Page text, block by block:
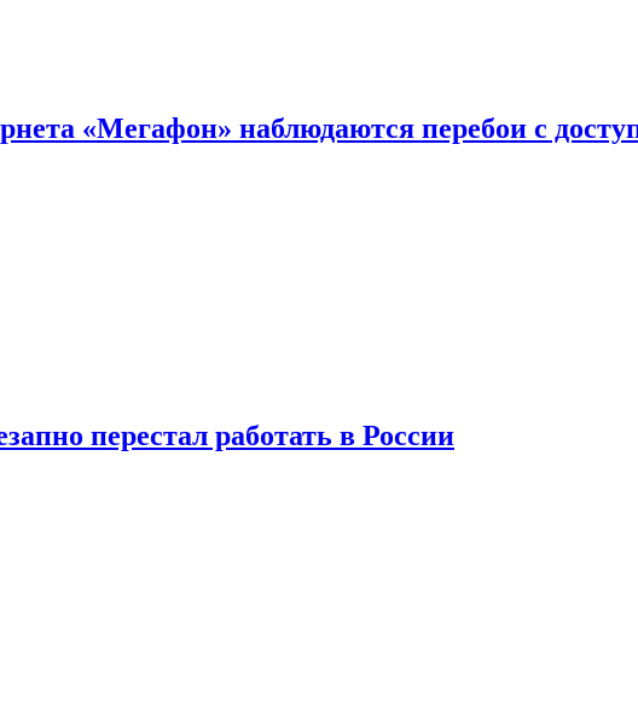
«Мегафон» наблюдаются перебои с
перестал работать в России